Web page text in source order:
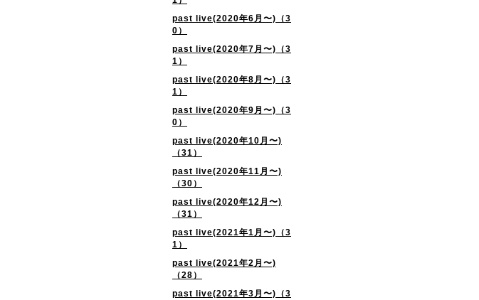
past live(2020年6月〜)（3
0）
past live(2020年7月〜)（3
1）
past live(2020年8月〜)（3
1）
past live(2020年9月〜)（3
0）
past live(2020年10月〜)
（31）
past live(2020年11月〜)
（30）
past live(2020年12月〜)
（31）
past live(2021年1月〜)（3
1）
past live(2021年2月〜)
（28）
past live(2021年3月〜)（3